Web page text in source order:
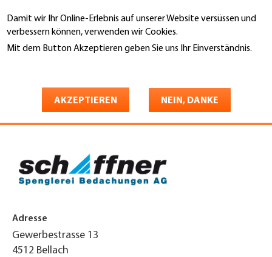
Damit wir Ihr Online-Erlebnis auf unserer Website versüssen und
verbessern können, verwenden wir Cookies.
Mit dem Button Akzeptieren geben Sie uns Ihr Einverständnis.
AKZEPTIEREN NEIN, DANKE
zum
Inhalt
Schaffner Spenglerei
Bedachungen AG
Adresse
Gewerbestrasse 13
4512 Bellach